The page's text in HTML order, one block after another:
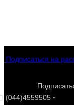
Коллекции Baldi
которых
которые он
Подписаться на
(044)4559505